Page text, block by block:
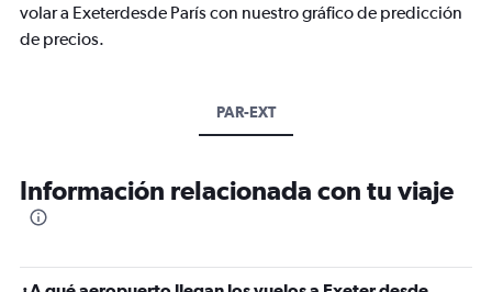
volar a Exeterdesde París con nuestro gráfico de predicción
de precios.
PAR-EXT
Información relacionada con tu viaje